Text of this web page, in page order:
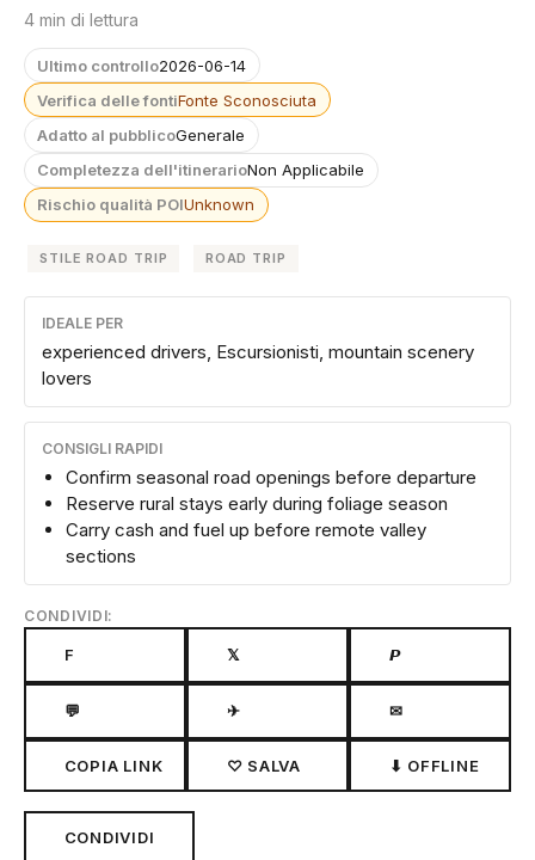
4 min di lettura
Ultimo controllo2026-06-14
Verifica delle fontiFonte Sconosciuta
Adatto al pubblicoGenerale
Completezza dell'itinerarioNon Applicabile
Rischio qualità POIUnknown
STILE ROAD TRIP ROAD TRIP
IDEALE PER
experienced drivers, Escursionisti, mountain scenery
lovers
CONSIGLI RAPIDI
Confirm seasonal road openings before departure
Reserve rural stays early during foliage season
Carry cash and fuel up before remote valley
sections
CONDIVIDI:
F 𝕏 𝙋
💬 ✈ ✉
COPIA LINK ♡ SALVA ⬇ OFFLINE
CONDIVIDI